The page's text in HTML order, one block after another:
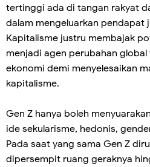
tertinggi ada di tangan rakyat
dalam mengeluarkan pendapat
Kapitalisme justru membajak
menjadi agen perubahan
ekonomi demi menyelesaikan
kapitalisme.
Gen Z hanya boleh
ide sekularisme, hedonis,
Pada saat yang sama Gen Z
dipersempit ruang geraknya